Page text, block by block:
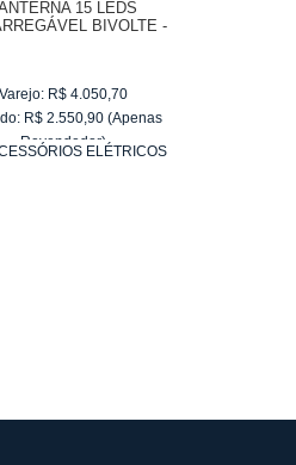
15 LEDS
BIVOLTE -
R$ 4.050,70
R$ 2.550,90 (Apenas
Revendedor)
ELÉTRICOS